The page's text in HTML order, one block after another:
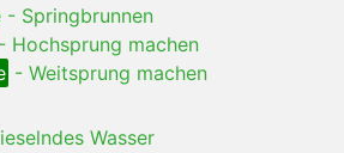
- Springbrunnen
- Hochsprung machen
- Weitsprung machen
Wasser